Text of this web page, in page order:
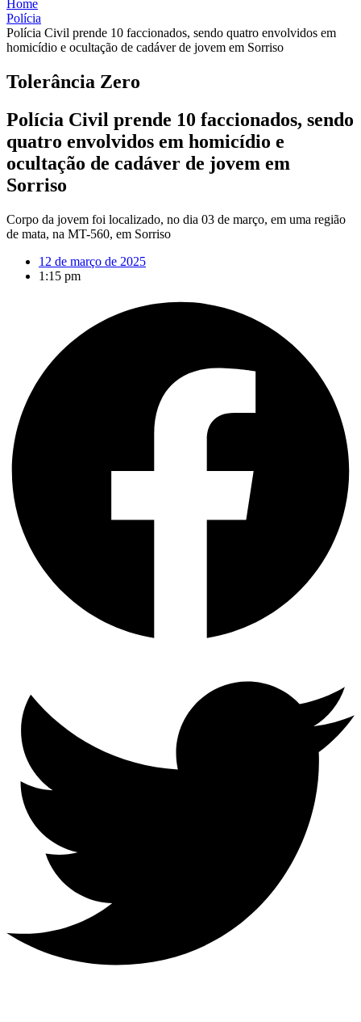
Home
Polícia
Polícia Civil prende 10 faccionados, sendo quatro envolvidos em
homicídio e ocultação de cadáver de jovem em Sorriso
Tolerância Zero
Polícia Civil prende 10 faccionados, sendo
quatro envolvidos em homicídio e
ocultação de cadáver de jovem em
Sorriso
Corpo da jovem foi localizado, no dia 03 de março, em uma região
de mata, na MT-560, em Sorriso
12 de março de 2025
1:15 pm